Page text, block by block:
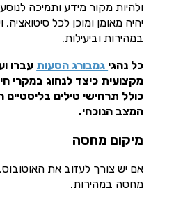
ולהיות מקור מידע ותמיכה
יהיה מאומן ומוכן לכל סיטואציה,
במהירות וביעילות.
כל נהגי גמבורג הסעות עברו
מקצועית כיצד לנהוג במקרי
כולל תרחישי טילים בליסטיים
המצב הנוכחי.
מיקום מחסה
אם יש צורך לעזוב את
מחסה במהירות.